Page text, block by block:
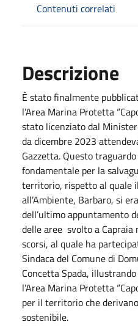
Contenuti correlati
Descrizione
È stato finalmente
l’Area Marina Protetta
stato licenziato dal
da dicembre 2023
Gazzetta. Questo
fondamentale per la
territorio, rispetto al quale
all’Ambiente, Barbaro, si
dell’ultimo appuntamento
delle aree svolto a
scorsi, al quale ha
Sindaca del Comune di
Concetta Spada,
l’Area Marina Protetta
per il territorio che
sostenibile.